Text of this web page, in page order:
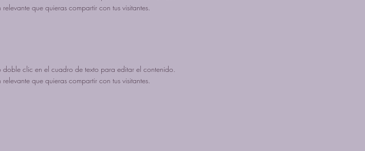
que quieras compartir con tus visitantes.
doble clic en el cuadro de texto para editar el contenido.
que quieras compartir con tus visitantes.